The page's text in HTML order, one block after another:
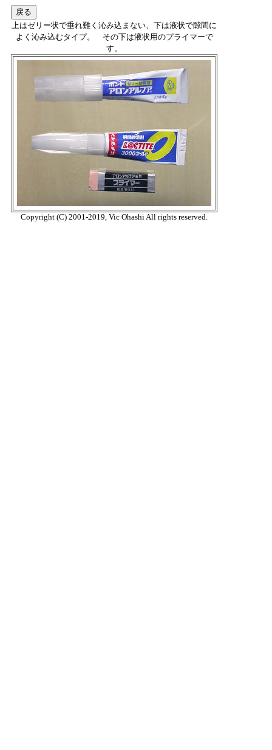
上はゼリー状で垂れ難く沁み込まない、下は液状で隙間に
よく沁み込むタイプ。 その下は液状用のプライマーで
す。
Copyright (C) 2001-2019, Vic Ohashi All rights reserved.